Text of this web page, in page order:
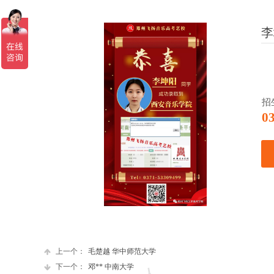
上一个：
毛楚越 华中师范大学
下一个：
邓** 中南大学
招